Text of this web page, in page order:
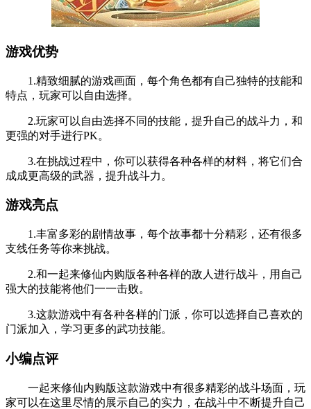
游戏优势
1.精致细腻的游戏画面，每个角色都有自己独特的技能和
特点，玩家可以自由选择。
2.玩家可以自由选择不同的技能，提升自己的战斗力，和
更强的对手进行PK。
3.在挑战过程中，你可以获得各种各样的材料，将它们合
成成更高级的武器，提升战斗力。
游戏亮点
1.丰富多彩的剧情故事，每个故事都十分精彩，还有很多
支线任务等你来挑战。
2.和一起来修仙内购版各种各样的敌人进行战斗，用自己
强大的技能将他们一一击败。
3.这款游戏中有各种各样的门派，你可以选择自己喜欢的
门派加入，学习更多的武功技能。
小编点评
一起来修仙内购版这款游戏中有很多精彩的战斗场面，玩
家可以在这里尽情的展示自己的实力，在战斗中不断提升自己